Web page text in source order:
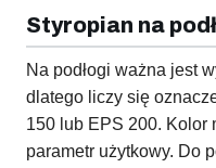
Styropian na
Na podłogi ważna jest
dlatego liczy się
150 lub EPS 200. Kolor
parametr użytkowy. Do